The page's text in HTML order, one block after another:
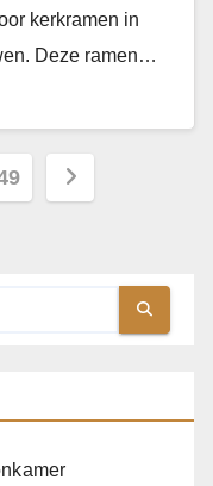
kerkramen in
Deze ramen…